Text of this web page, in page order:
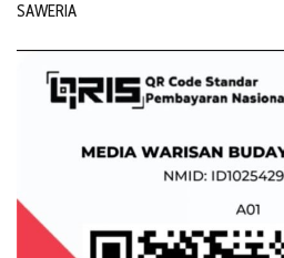
SAWERIA